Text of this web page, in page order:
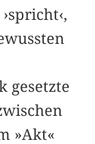
gesetzte
»Akt«